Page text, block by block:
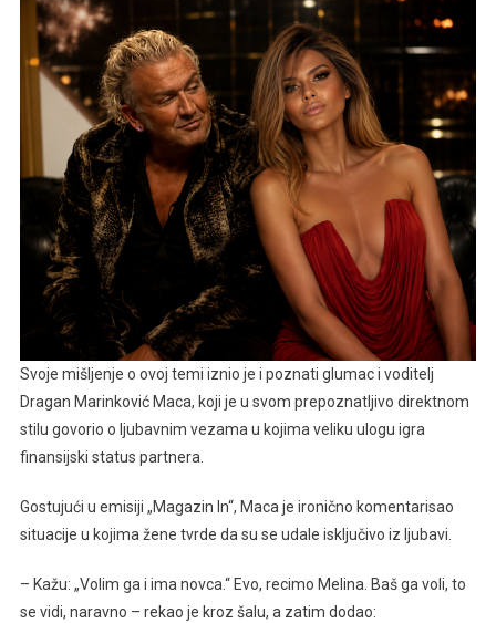
Svoje mišljenje o ovoj temi iznio je i poznati glumac i voditelj
Dragan Marinković Maca, koji je u svom prepoznatljivo direktnom
stilu govorio o ljubavnim vezama u kojima veliku ulogu igra
finansijski status partnera.
Gostujući u emisiji „Magazin In“, Maca je ironično komentarisao
situacije u kojima žene tvrde da su se udale isključivo iz ljubavi.
– Kažu: „Volim ga i ima novca.“ Evo, recimo Melina. Baš ga voli, to
se vidi, naravno – rekao je kroz šalu, a zatim dodao: